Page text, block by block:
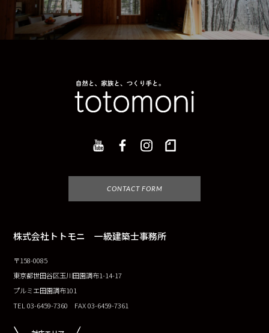
CONTACT FORM
株式会社トトモニ 一級建築士事務所
〒158-0085
東京都世田谷区玉川田園調布1-14-17
プルミエ田園調布101
TEL 03-6459-7360 FAX 03-6459-7361